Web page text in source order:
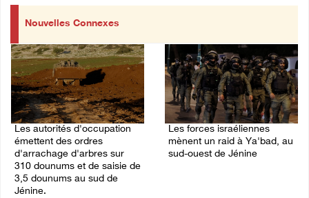
Nouvelles Connexes
Les autorités d'occupation
émettent des ordres
d'arrachage d'arbres sur
310 dounums et de saisie de
3,5 dounums au sud de
Jénine.
Les forces israéliennes
mènent un raid à Ya'bad, au
sud-ouest de Jénine